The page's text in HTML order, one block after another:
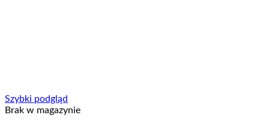
Szybki podgląd
Brak w magazynie